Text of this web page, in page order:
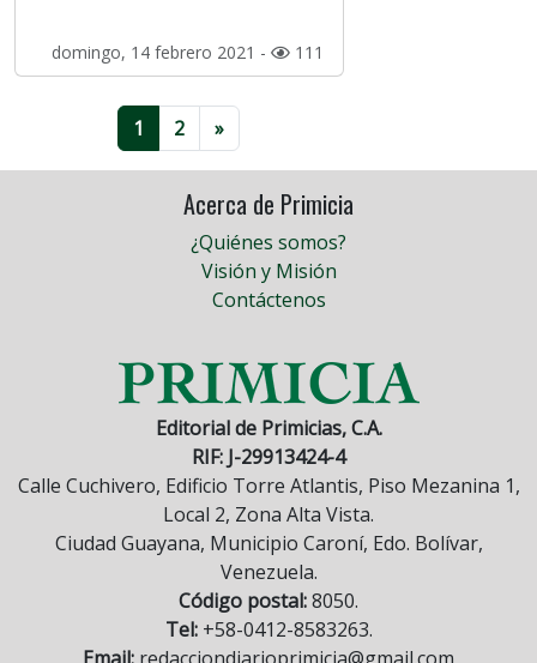
domingo, 14 febrero 2021 - 111
1 2 »
Acerca de Primicia
¿Quiénes somos?
Visión y Misión
Contáctenos
Editorial de Primicias, C.A.
RIF: J-29913424-4
Calle Cuchivero, Edificio Torre Atlantis, Piso Mezanina 1,
Local 2, Zona Alta Vista.
Ciudad Guayana, Municipio Caroní, Edo. Bolívar,
Venezuela.
Código postal:8050.
Tel:+58-0412-8583263.